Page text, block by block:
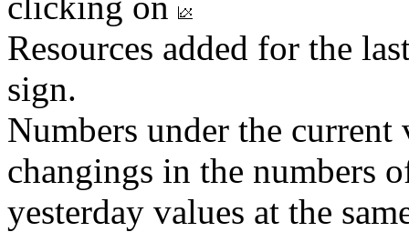
Resources added for the
sign.
Numbers under the
changings in the numbers
yesterday values at the